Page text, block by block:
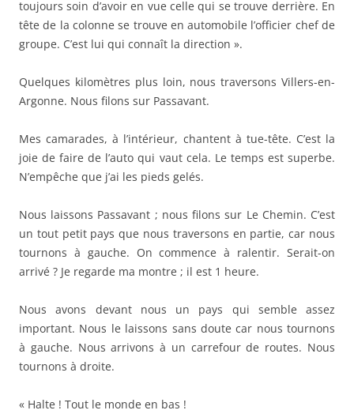
toujours soin d’avoir en vue celle qui se trouve derrière. En
tête de la colonne se trouve en automobile l’officier chef de
groupe. C’est lui qui connaît la direction ».
Quelques kilomètres plus loin, nous traversons Villers-en-
Argonne. Nous filons sur Passavant.
Mes camarades, à l’intérieur, chantent à tue-tête. C’est la
joie de faire de l’auto qui vaut cela. Le temps est superbe.
N’empêche que j’ai les pieds gelés.
Nous laissons Passavant ; nous filons sur Le Chemin. C’est
un tout petit pays que nous traversons en partie, car nous
tournons à gauche. On commence à ralentir. Serait-on
arrivé ? Je regarde ma montre ; il est 1 heure.
Nous avons devant nous un pays qui semble assez
important. Nous le laissons sans doute car nous tournons
à gauche. Nous arrivons à un carrefour de routes. Nous
tournons à droite.
« Halte ! Tout le monde en bas !